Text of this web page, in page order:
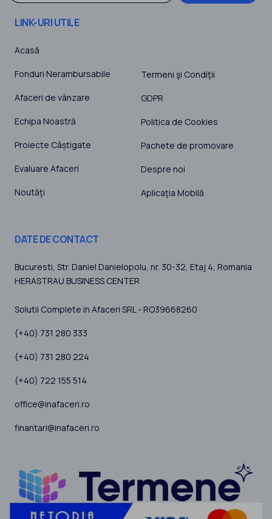
LINK-URI UTILE
Acasă
Fonduri Nerambursabile
Afaceri de vânzare
Echipa Noastră
Proiecte Câștigate
Evaluare Afaceri
Noutăţi
Termeni şi Condiţii
GDPR
Politica de Cookies
Pachete de promovare
Despre noi
Aplicaţia Mobilă
DATE DE CONTACT
Bucuresti, Str. Daniel Danielopolu, nr. 30-32, Etaj 4, Romania
HERASTRAU BUSINESS CENTER
Solutii Complete in Afaceri SRL - RO39668260
(+40) 731 280 333
(+40) 731 280 224
(+40) 722 155 514
office@inafaceri.ro
finantari@inafaceri.ro